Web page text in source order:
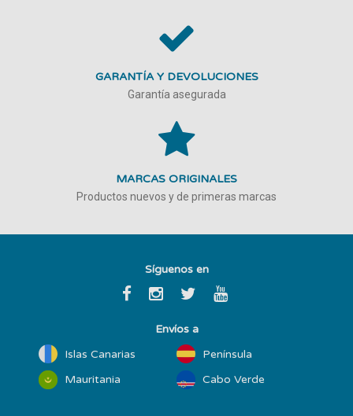
GARANTÍA Y DEVOLUCIONES
Garantía asegurada
MARCAS ORIGINALES
Productos nuevos y de primeras marcas
Síguenos en
Envíos a
Islas Canarias
Península
Mauritania
Cabo Verde